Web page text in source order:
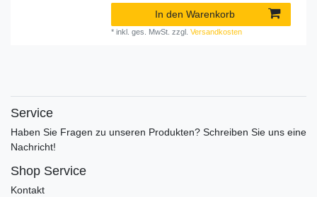
In den Warenkorb
*inkl. ges. MwSt. zzgl.Versandkosten
Service
Haben Sie Fragen zu unseren Produkten? Schreiben Sie uns eine
Nachricht!
Shop Service
Kontakt